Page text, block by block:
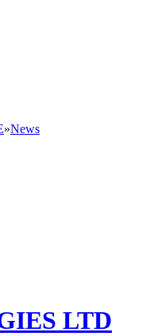
»News
LTD